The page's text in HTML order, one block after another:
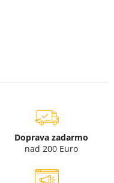
Doprava zadarmo
nad 200 Euro